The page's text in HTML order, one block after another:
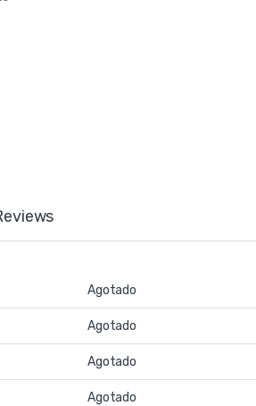
Agotado
Agotado
Agotado
Agotado